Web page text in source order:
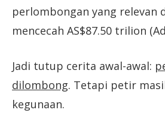
perlombongan yang relevan
mencecah AS$87.50 trilion
Jadi tutup cerita awal-awal:
dilombong. Tetapi petir
kegunaan.